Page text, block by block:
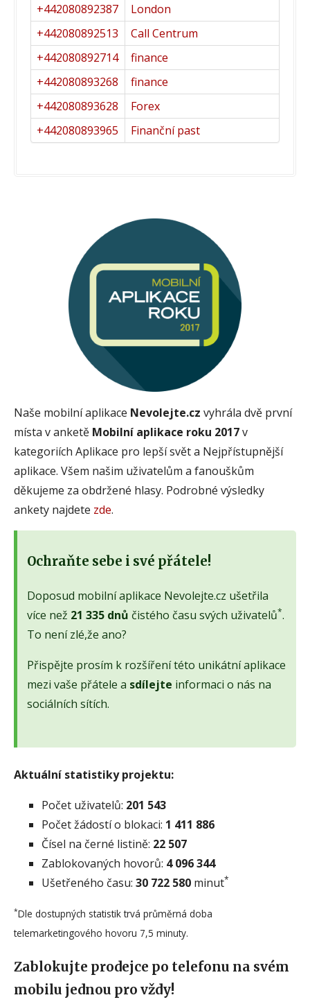
+442080892387
London
+442080892513
Call Centrum
+442080892714
finance
+442080893268
finance
+442080893628
Forex
+442080893965
Finanční past
Naše mobilní aplikace Nevolejte.cz vyhrála dvě první
místa v anketě Mobilní aplikace roku 2017v
kategoriích Aplikace pro lepší svět a Nejpřístupnější
aplikace. Všem našim uživatelům a fanouškům
děkujeme za obdržené hlasy. Podrobné výsledky
ankety najdete zde.
Ochraňte sebe i své přátele!
Doposud mobilní aplikace Nevolejte.cz ušetřila
více než 21 335 dnů čistého času svých uživatelů*.
To není zlé,že ano?
Přispějte prosím k rozšíření této unikátní aplikace
mezi vaše přátele a sdílejte informaci o nás na
sociálních sítích.
Aktuální statistiky projektu:
Počet uživatelů: 201 543
Počet žádostí o blokaci: 1 411 886
Čísel na černé listině: 22 507
Zablokovaných hovorů: 4 096 344
Ušetřeného času: 30 722 580 minut*
*Dle dostupných statistik trvá průměrná doba
telemarketingového hovoru 7,5 minuty.
Zablokujte prodejce po telefonu na svém
mobilu jednou pro vždy!